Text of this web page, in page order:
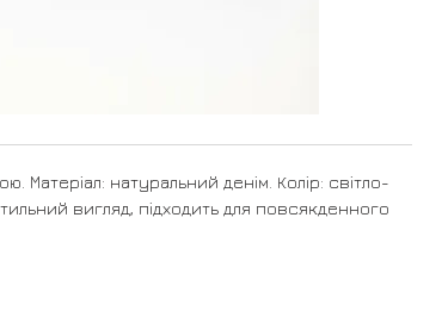
натуральний денім. Колір: світло-
вигляд, підходить для повсякденного